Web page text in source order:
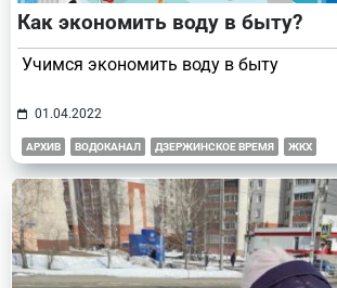
Как экономить воду в быту?
Учимся экономить воду в быту
01.04.2022
АРХИВ ВОДОКАНАЛ ДЗЕРЖИНСКОЕ ВРЕМЯ ЖКХ